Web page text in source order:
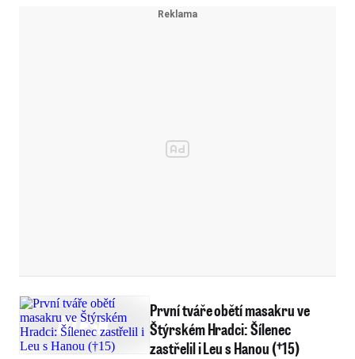
První tváře obětí masakru ve
Štýrském Hradci: Šílenec
zastřelil i Leu s Hanou (†15)